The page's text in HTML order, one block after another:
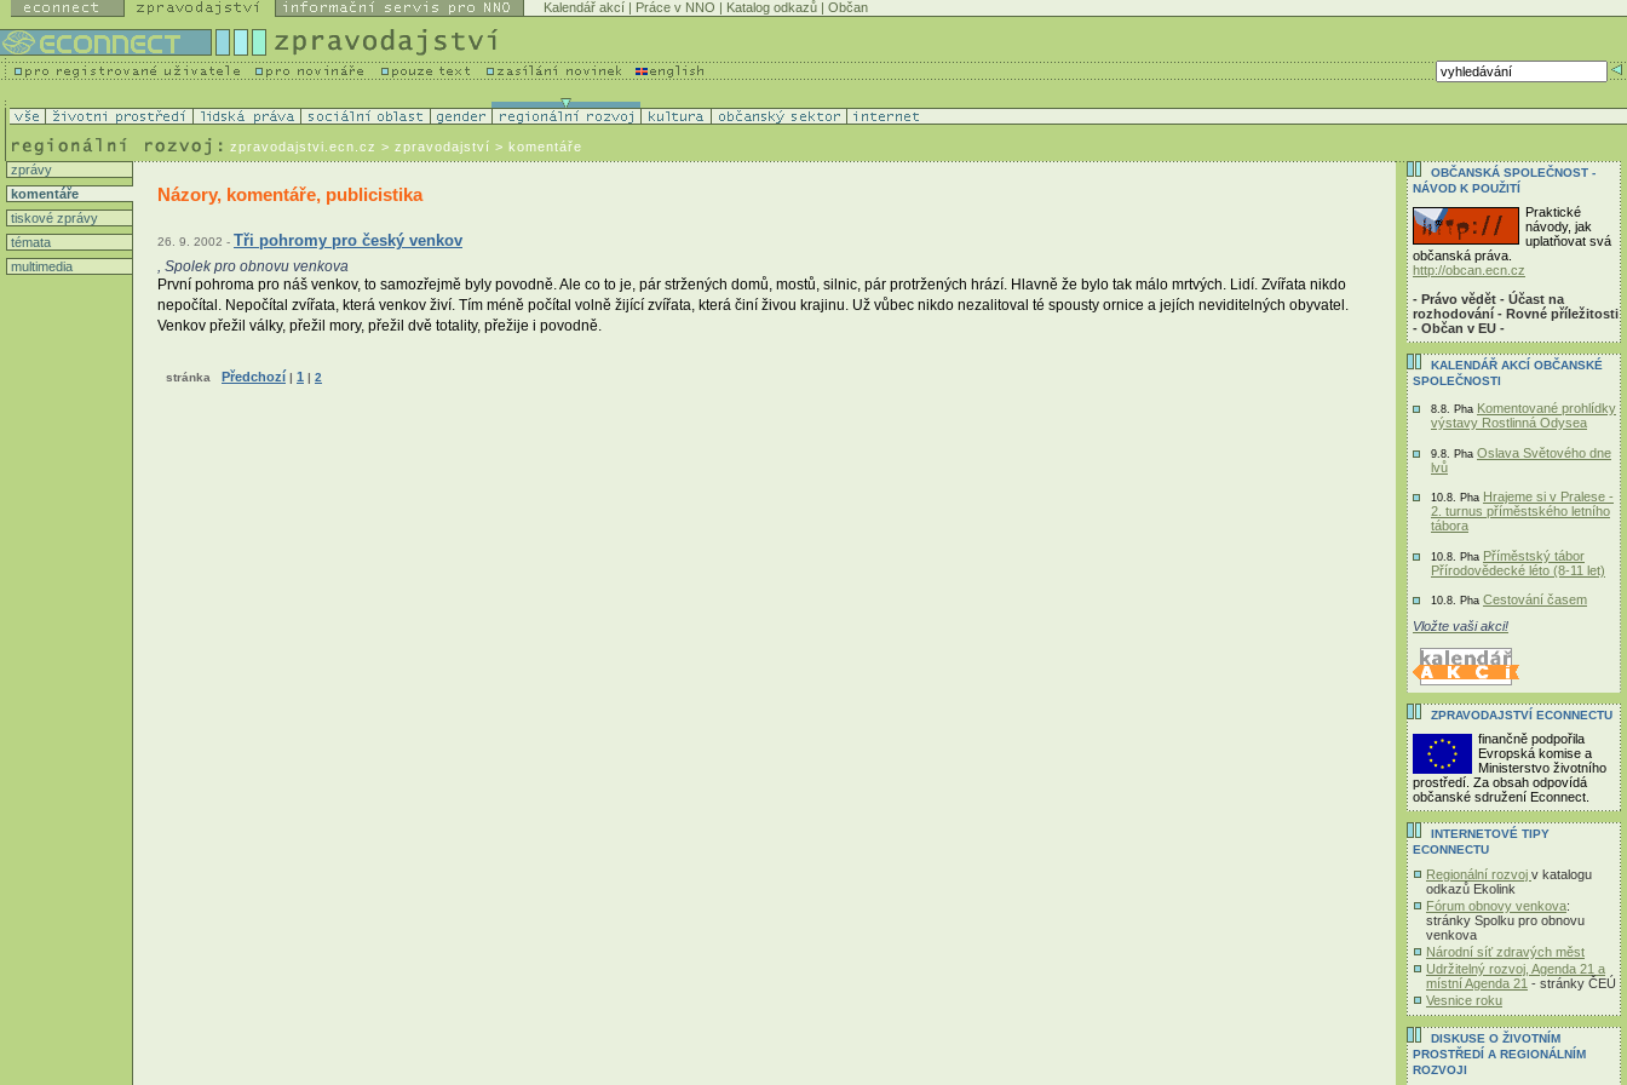
Kalendář akcí | Práce v NNO | Katalog odkazů | Občan
zpravodajstvi.ecn.cz > zpravodajství > komentáře
zprávy
komentáře
tiskové zprávy
témata
multimedia
Názory, komentáře, publicistika
26. 9. 2002 - Tři pohromy pro český venkov
, Spolek pro obnovu venkova
První pohroma pro náš venkov, to samozřejmě byly povodně. Ale co to je, pár stržených domů, mostů, silnic, pár protržených hrází. Hlavně že bylo tak málo mrtvých. Lidí. Zvířata nikdo
nepočítal. Nepočítal zvířata, která venkov živí. Tím méně počítal volně žijící zvířata, která činí živou krajinu. Už vůbec nikdo nezalitoval té spousty ornice a jejích neviditelných obyvatel.
Venkov přežil války, přežil mory, přežil dvě totality, přežije i povodně.
stránka Předchozí | 1 | 2
OBČANSKÁ SPOLEČNOST -
NÁVOD K POUŽITÍ
Praktické
návody, jak
uplatňovat svá
občanská práva.
http://obcan.ecn.cz
- Právo vědět - Účast na
rozhodování - Rovné příležitosti
- Občan v EU -
KALENDÁŘ AKCÍ OBČANSKÉ
SPOLEČNOSTI
8.8. Pha Komentované prohlídky
výstavy Rostlinná Odysea
9.8. Pha Oslava Světového dne
lvů
10.8. Pha Hrajeme si v Pralese -
2. turnus příměstského letního
tábora
10.8. Pha Příměstský tábor
Přírodovědecké léto (8-11 let)
10.8. Pha Cestování časem
Vložte vaši akci!
ZPRAVODAJSTVÍ ECONNECTU
finančně podpořila
Evropská komise a
Ministerstvo životního
prostředí. Za obsah odpovídá
občanské sdružení Econnect.
INTERNETOVÉ TIPY
ECONNECTU
Regionální rozvoj v katalogu
odkazů Ekolink
Fórum obnovy venkova:
stránky Spolku pro obnovu
venkova
Národní síť zdravých měst
Udržitelný rozvoj, Agenda 21 a
místní Agenda 21 - stránky ČEÚ
Vesnice roku
DISKUSE O ŽIVOTNÍM
PROSTŘEDÍ A REGIONÁLNÍM
ROZVOJI